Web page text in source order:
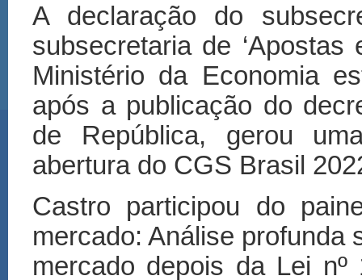
A declaração do
subsecretaria de ‘Apostas
Ministério da Economia
após a publicação do
de República, gerou
abertura do CGS Brasil
Castro participou do
mercado: Análise profunda
mercado depois da Lei nº